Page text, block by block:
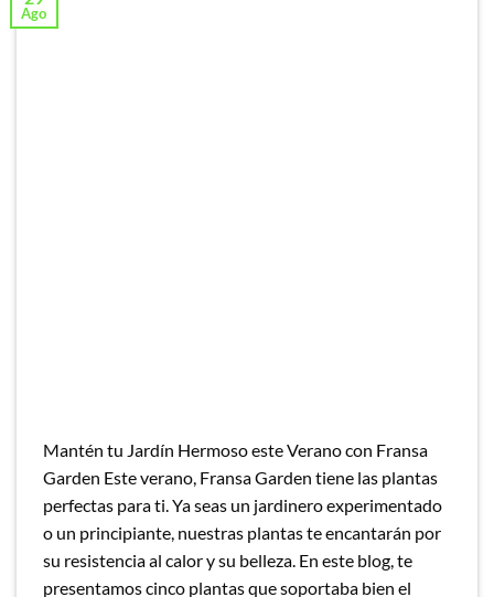
Ago
Mantén tu Jardín Hermoso este Verano con Fransa
Garden Este verano, Fransa Garden tiene las plantas
perfectas para ti. Ya seas un jardinero experimentado
o un principiante, nuestras plantas te encantarán por
su resistencia al calor y su belleza. En este blog, te
presentamos cinco plantas que soportaba bien el